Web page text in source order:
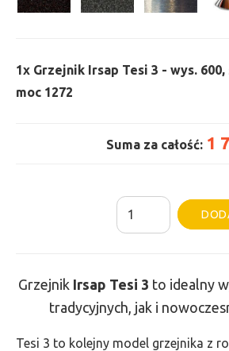
1x Grzejnik Irsap Tesi 3 - wys. 600,
moc 1272
Suma za całość: 1
ilość
Grzejnik
-
wys.
Grzejnik Irsap Tesi 3 to idealny
tradycyjnych, jak i
Tesi 3 to kolejny model grzejnika z